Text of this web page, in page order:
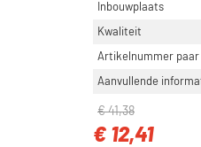
Inbouwplaats
Kwaliteit
Artikelnummer paar
Aanvullende
€ 41,38
€ 12,41